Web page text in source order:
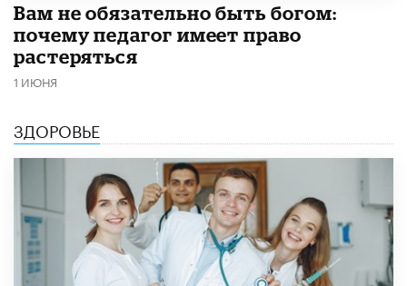
​Вам не обязательно быть богом:
почему педагог имеет право
растеряться
1 ИЮНЯ
ЗДОРОВЬЕ